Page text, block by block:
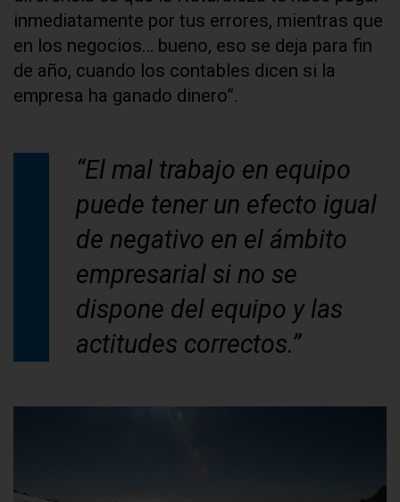
inmediatamente por tus errores, mientras que
en los negocios… bueno, eso se deja para fin
de año, cuando los contables dicen si la
empresa ha ganado dinero”.
“El mal trabajo en equipo
puede tener un efecto igual
de negativo en el ámbito
empresarial si no se
dispone del equipo y las
actitudes correctos.”